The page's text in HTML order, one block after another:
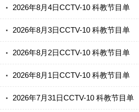
2026年8月4日CCTV-10 科教节目单
2026年8月3日CCTV-10 科教节目单
2026年8月2日CCTV-10 科教节目单
2026年8月1日CCTV-10 科教节目单
2026年7月31日CCTV-10 科教节目单